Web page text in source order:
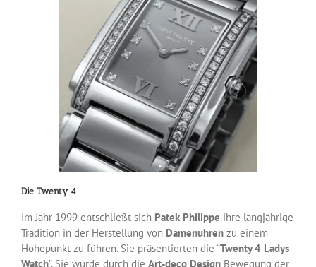
Die Twenty 4
Im Jahr 1999 entschließt sich Patek Philippe ihre langjährige
Tradition in der Herstellung von Damenuhrenzu einem
Höhepunkt zu führen. Sie präsentierten die “Twenty 4 Ladys
Watch”. Sie wurde durch die Art-deco DesignBewegung der